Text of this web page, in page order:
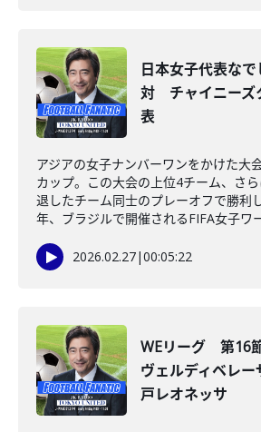
日本女子代表な
対 チャイニーズ
表
アジアの女子ナンバーワンをかけた大
カップ。この大会の上位4チーム、さ
退したチーム同士のプレーオフで勝利
年、ブラジルで開催されるFIFA女子ワ
2026.02.27|00:05:22
WEリーグ 第16
ヴェルディベレ
戸レオネッサ